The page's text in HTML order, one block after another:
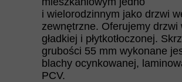
i wielorodzinnym jako drzwi
zewnętrzne. Oferujemy drzwi
gładkiej i płytkotłoczonej.
grubości 55 mm wykonane
blachy ocynkowanej,
PCV.